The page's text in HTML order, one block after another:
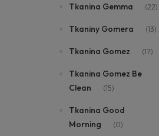
Tkanina Gemma (22)
Tkaniny Gomera (13)
Tkanina Gomez (17)
Tkanina Gomez Be
Clean
(15)
Tkanina Good
Morning
(0)